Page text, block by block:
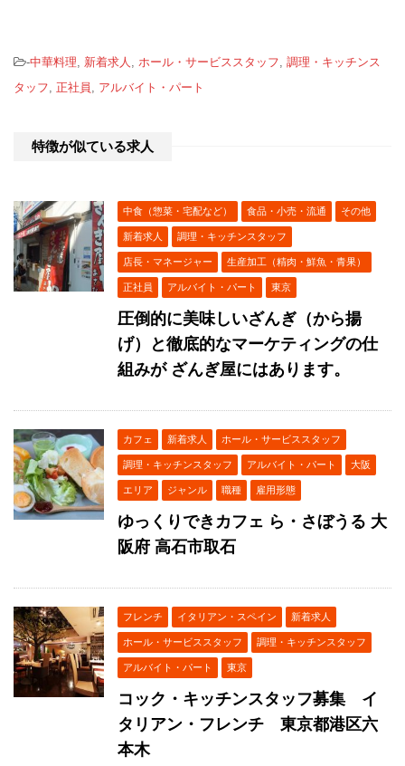
-中華料理 新着求人 ホール・サービススタッフ 調理・キッチンス
タッフ 正社員 アルバイト・パート
特徴が似ている求人
中食（惣菜・宅配など） 食品・小売・流通 その他
新着求人 調理・キッチンスタッフ
店長・マネージャー 生産加工（精肉・鮮魚・青果）
正社員 アルバイト・パート 東京
圧倒的に美味しいざんぎ（から揚
げ）と徹底的なマーケティングの仕
組みが ざんぎ屋にはあります。
カフェ 新着求人 ホール・サービススタッフ
調理・キッチンスタッフ アルバイト・パート 大阪
エリア ジャンル 職種 雇用形態
ゆっくりできカフェ ら・さぼうる 大
阪府 高石市取石
フレンチ イタリアン・スペイン 新着求人
ホール・サービススタッフ 調理・キッチンスタッフ
アルバイト・パート 東京
コック・キッチンスタッフ募集 イ
タリアン・フレンチ 東京都港区六
本木